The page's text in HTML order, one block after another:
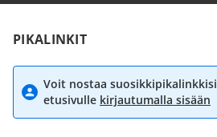
PIKALINKIT
Voit nostaa suosikkipikalinkkisi
etusivulle kirjautumalla sisään